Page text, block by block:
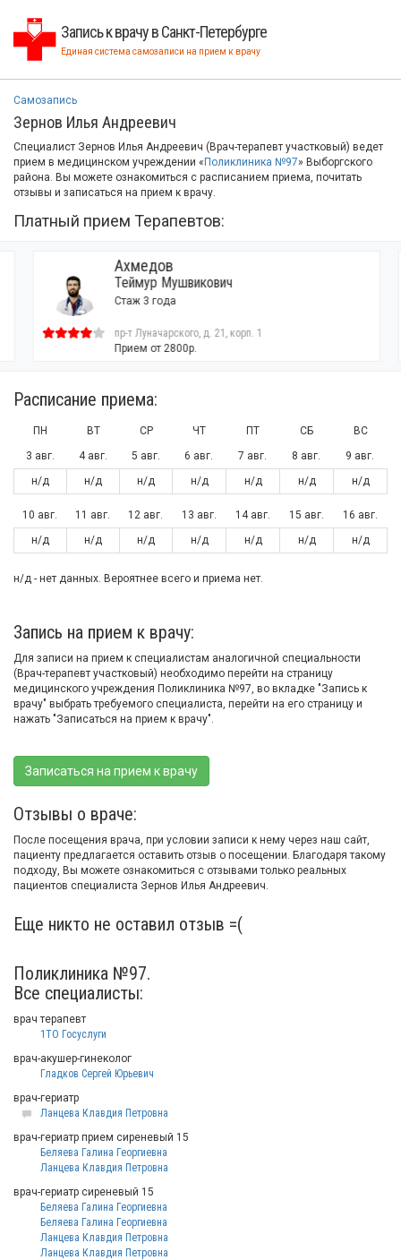
Запись к врачу в Санкт-Петербурге
Единая система самозаписи на прием к врачу
Самозапись
Зернов Илья Андреевич
Специалист Зернов Илья Андреевич (Врач-терапевт участковый) ведет
прием в медицинском учреждении « Поликлиника №97» Выборгского
района. Вы можете ознакомиться с расписанием приема, почитать
отзывы и записаться на прием к врачу.
Платный прием Терапевтов:
Ахмедов
Теймур Мушвикович
Стаж 3 года
пр-т Луначарского, д. 21, корп. 1
Прием от 2800р.
Расписание приема:
ПН ВТ СР ЧТ ПТ СБ
ВС
3 авг.
4 авг. 5 авг. 6 авг. 7 авг. 8 авг.
9 авг.
н/д
н/д н/д н/д н/д н/д н/д
10 авг. 11 авг. 12 авг. 13 авг. 14 авг. 15 авг.
16 авг.
н/д
н/д н/д н/д н/д н/д н/д
н/д - нет данных. Вероятнее всего и приема нет.
Запись на прием к врачу:
Для записи на прием к специалистам аналогичной специальности
(Врач-терапевт участковый) необходимо перейти на страницу
медицинского учреждения Поликлиника №97, во вкладке "Запись к
врачу" выбрать требуемого специалиста, перейти на его страницу и
нажать "Записаться на прием к врачу".
Записаться на прием к врачу
Отзывы о враче:
После посещения врача, при условии записи к нему через наш сайт,
пациенту предлагается оставить отзыв о посещении. Благодаря такому
подходу, Вы можете ознакомиться с отзывами только реальных
пациентов специалиста Зернов Илья Андреевич.
Еще никто не оставил отзыв =(
Поликлиника №97.
Все специалисты:
врач терапевт
1ТО Госуслуги
врач-акушер-гинеколог
Гладков Сергей Юрьевич
врач-гериатр
Ланцева Клавдия Петровна
врач-гериатр прием сиреневый 15
Беляева Галина Георгиевна
Ланцева Клавдия Петровна
врач-гериатр сиреневый 15
Беляева Галина Георгиевна
Беляева Галина Георгиевна
Ланцева Клавдия Петровна
Ланцева Клавдия Петровна